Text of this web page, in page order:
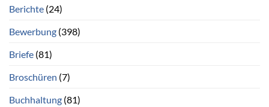
Berichte (24)
Bewerbung (398)
Briefe (81)
Broschüren (7)
Buchhaltung (81)